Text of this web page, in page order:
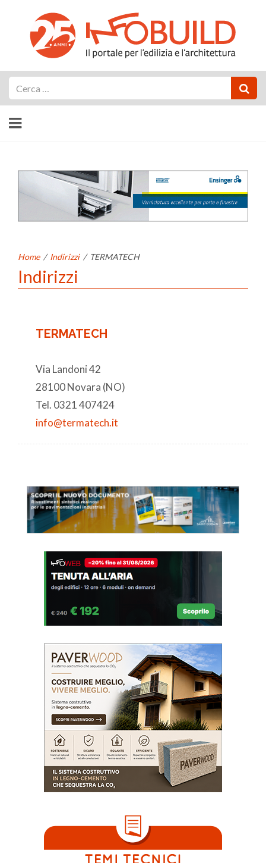
Home / Indirizzi / TERMATECH
Indirizzi
TERMATECH
Via Landoni 42
28100 Novara (NO)
Tel. 0321 407424
info@termatech.it